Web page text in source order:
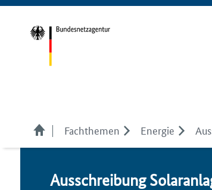
Fachthemen Energie
Aus­schrei­bung